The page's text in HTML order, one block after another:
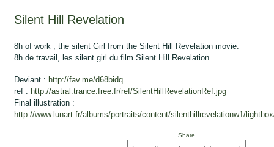
Silent Hill Revelation
8h of work , the silent Girl from the Silent Hill Revelation movie.
8h de travail, les silent girl du film Silent Hill Revelation.
Deviant : http://fav.me/d68bidq
ref : http://astral.trance.free.fr/ref/SilentHillRevelationRef.jpg
Final illustration :
http://www.lunart.fr/albums/portraits/content/silenthillrevelationw1/
Share